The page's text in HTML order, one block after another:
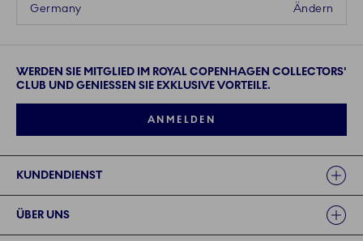
Ändern
Germany
WERDEN SIE MITGLIED IM ROYAL COPENHAGEN COLLECTORS'
CLUB UND GENIESSEN SIE EXKLUSIVE VORTEILE.
ANMELDEN
KUNDENDIENST
ÜBER UNS